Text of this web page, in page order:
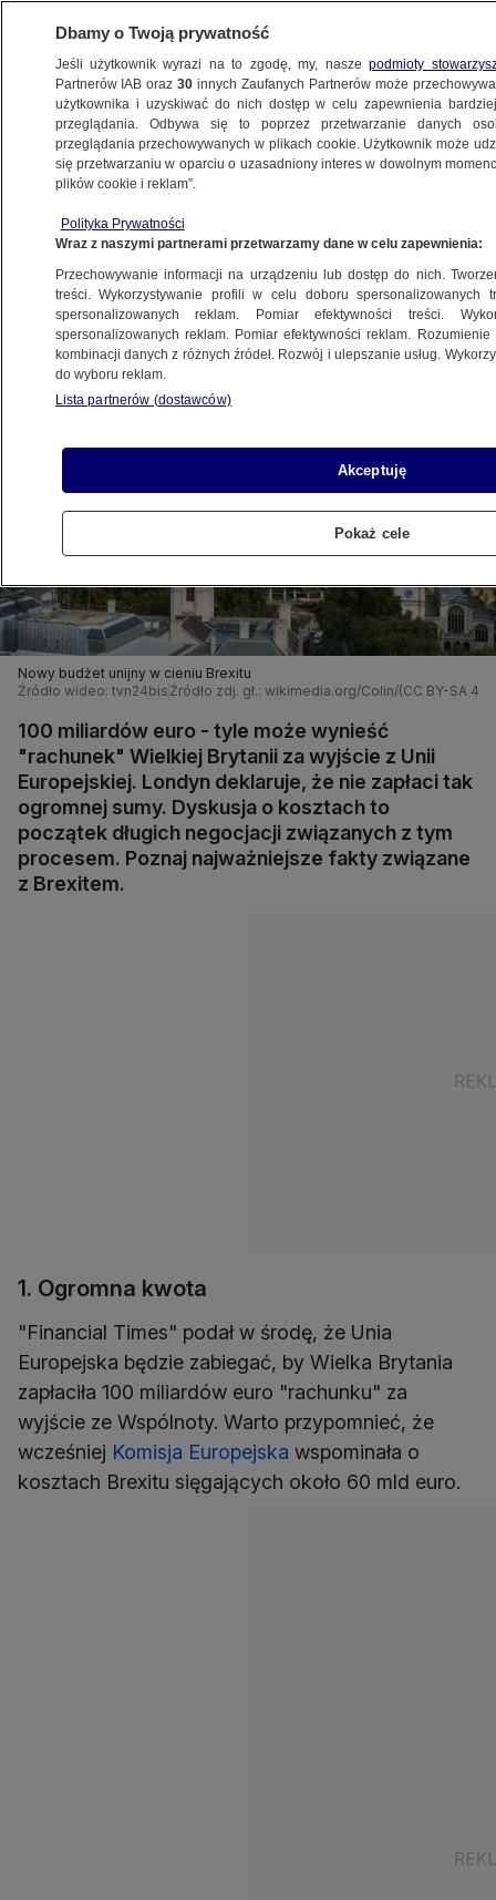
BIZNES
ZE ŚWIATA
najważniejsze fakty
4.05.2017, 10:35
Udostępnij
Nowy budżet unijny w cieniu Brexitu
Źródło wideo: tvn24bis Źródło zdj. gł.: wikimedia.org/Colin/(CC BY-SA 4.0)
100 miliardów euro - tyle może wynieść
"rachunek" Wielkiej Brytanii za wyjście z Unii
Europejskiej. Londyn deklaruje, że nie zapłaci tak
ogromnej sumy. Dyskusja o kosztach to
początek długich negocjacji związanych z tym
procesem. Poznaj najważniejsze fakty związane
z Brexitem.
1. Ogromna kwota
"Financial Times" podał w środę, że Unia
Europejska będzie zabiegać, by Wielka Brytania
zapłaciła 100 miliardów euro "rachunku" za
wyjście ze Wspólnoty. Warto przypomnieć, że
wcześniej Komisja Europejska wspominała o
kosztach Brexitu sięgających około 60 mld euro.
Dbamy o Twoją prywatność
Jeśli użytkownik wyrazi na to zgodę, my, naszepodmioty
Partnerów IAB oraz30 innych Zaufanych Partnerów może
użytkownika i uzyskiwać do nich dostęp w celu zapewnienia
przeglądania. Odbywa się to poprzez przetwarzanie danych
przeglądania przechowywanych w plikach cookie. Użytkownik może
się przetwarzaniu w oparciu o uzasadniony interes w dowolnym
plików cookie i reklam”.
Polityka Prywatności
Wraz z naszymi partnerami przetwarzamy dane w celu zapewnienia:
Przechowywanie informacji na urządzeniu lub dostęp do nich.
treści. Wykorzystywanie profili w celu doboru spersonalizowanych
spersonalizowanych reklam. Pomiar efektywności treści.
spersonalizowanych reklam. Pomiar efektywności reklam.
kombinacji danych z różnych źródeł. Rozwój i ulepszanie usług.
do wyboru reklam.
Lista partnerów (dostawców)
Akceptuję
Pokaż cele